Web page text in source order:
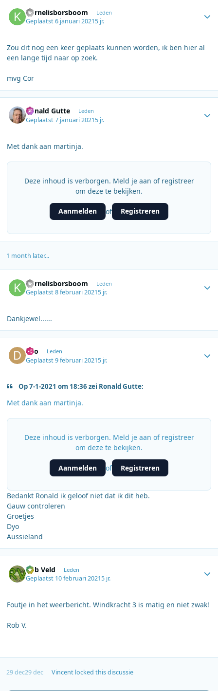
kornelisborsboom Leden
Geplaatst6 januari 20215 jr.
Zou dit nog een keer geplaats kunnen worden, ik ben hier al
een lange tijd naar op zoek.
mvg Cor
Ronald Gutte Leden
Geplaatst7 januari 20215 jr.
Met dank aan martinja.
Deze inhoud is verborgen. Meld je aan of registreer
om deze te bekijken.
Aanmelden of Registreren
1 month later...
kornelisborsboom Leden
Geplaatst8 februari 20215 jr.
Dankjewel......
dyo Leden
Geplaatst9 februari 20215 jr.
Op 7-1-2021 om 18:36 zei Ronald Gutte:
Met dank aan martinja.
Deze inhoud is verborgen. Meld je aan of registreer
om deze te bekijken.
Aanmelden of Registreren
Bedankt Ronald ik geloof niet dat ik dit heb.
Gauw controleren
Groetjes
Dyo
Aussieland
Rob Veld Leden
Geplaatst 10 februari 20215 jr.
Foutje in het weerbericht. Windkracht 3 is matig en niet zwak!
Rob V.
29 dec29 dec Vincentlocked this discussie